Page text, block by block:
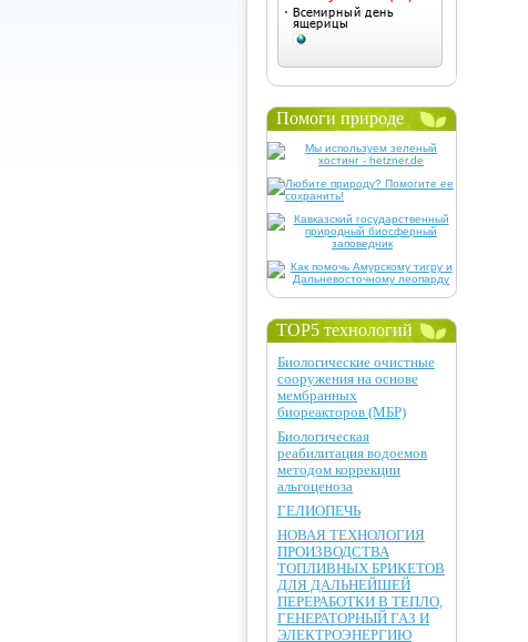
Помоги природе
TOP5 технологий
Биологические очистные
сооружения на основе
мембранных
биореакторов (МБР)
Биологическая
реабилитация водоемов
методом коррекции
альгоценоза
ГЕЛИОПЕЧЬ
НОВАЯ ТЕХНОЛОГИЯ
ПРОИЗВОДСТВА
ТОПЛИВНЫХ БРИКЕТОВ
ДЛЯ ДАЛЬНЕЙШЕЙ
ПЕРЕРАБОТКИ В ТЕПЛО,
ГЕНЕРАТОРНЫЙ ГАЗ И
ЭЛЕКТРОЭНЕРГИЮ